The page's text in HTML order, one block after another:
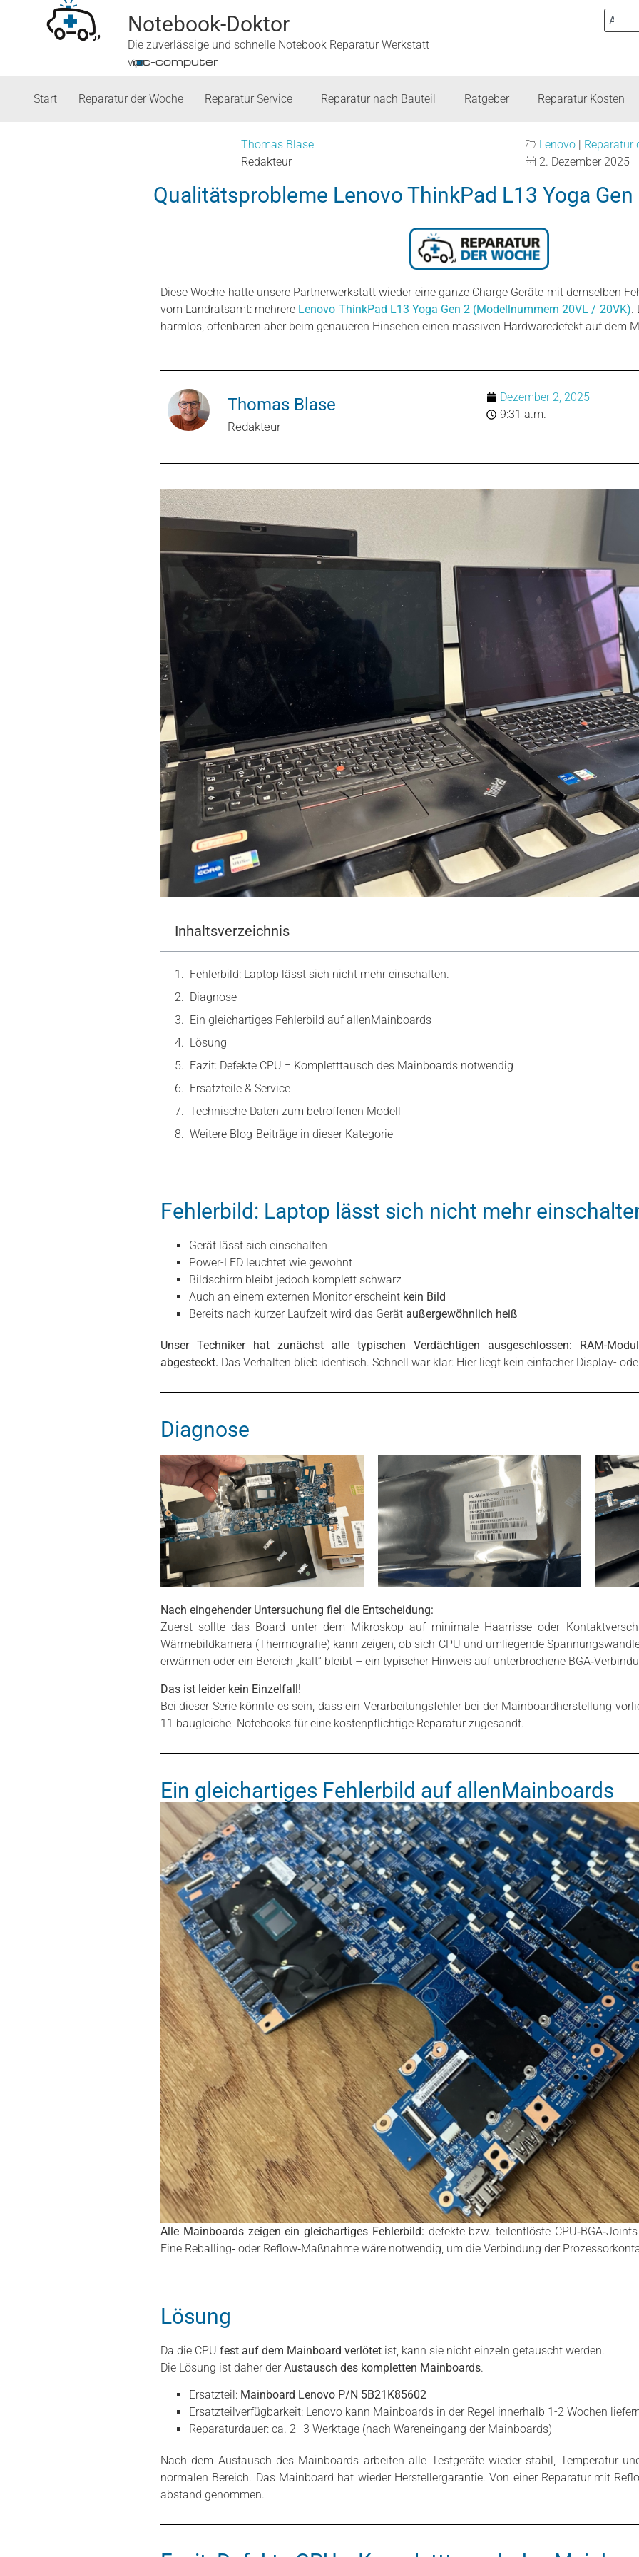
Notebook-Doktor
Die zuverlässige und schnelle Notebook Reparatur Werkstatt
von
■
ipc-computer
Start Reparatur der Woche Reparatur Service Reparatur nach Bauteil Ratgeber Reparatur Kosten
Thomas Blase
Redakteur
Lenovo | Reparatur
2. Dezember 2025
Qualitätsprobleme Lenovo ThinkPad L13 Yoga
Diese Woche hatte unsere Partnerwerkstatt wieder eine ganze Charge Geräte mit demselben
vom Landratsamt: mehrere Lenovo ThinkPad L13 Yoga Gen 2 (Modellnummern 20VL / 20VK).
harmlos, offenbaren aber beim genaueren Hinsehen einen massiven Hardwaredefekt auf dem
Thomas Blase
Redakteur
Dezember 2, 2025
9:31 a.m.
Inhaltsverzeichnis
Fehlerbild: Laptop lässt sich nicht mehr einschalten.
Diagnose
Ein gleichartiges Fehlerbild auf allenMainboards
Lösung
Fazit: Defekte CPU = Kompletttausch des Mainboards notwendig
Ersatzteile & Service
Technische Daten zum betroffenen Modell
Weitere Blog-Beiträge in dieser Kategorie
Fehlerbild: Laptop lässt sich nicht mehr
Gerät lässt sich einschalten
Power-LED leuchtet wie gewohnt
Bildschirm bleibt jedoch komplett schwarz
Auch an einem externen Monitor erscheint kein Bild
Bereits nach kurzer Laufzeit wird das Gerät außergewöhnlich heiß
Unser Techniker hat zunächst alle typischen Verdächtigen ausgeschlossen: RAM-
abgesteckt. Das Verhalten blieb identisch. Schnell war klar: Hier liegt kein einfacher Display-
Diagnose
Nach eingehender Untersuchung fiel die Entscheidung:
Zuerst sollte das Board unter dem Mikroskop auf minimale Haarrisse oder
Wärmebildkamera (Thermografie) kann zeigen, ob sich CPU und umliegende
erwärmen oder ein Bereich „kalt“ bleibt – ein typischer Hinweis auf unterbrochene
Das ist leider kein Einzelfall!
Bei dieser Serie könnte es sein, dass ein Verarbeitungsfehler bei der Mainboardherstellung
11 baugleiche Notebooks für eine kostenpflichtige Reparatur zugesandt.
Ein gleichartiges Fehlerbild auf allenMainboards
Alle Mainboards zeigen ein gleichartiges Fehlerbild: defekte bzw. teilentlöste
Eine Reballing‑ oder Reflow‑Maßnahme wäre notwendig, um die Verbindung der
Lösung
Da die CPU fest auf dem Mainboard verlötet ist, kann sie nicht einzeln getauscht werden.
Die Lösung ist daher derAustausch des kompletten Mainboards.
Ersatzteil: Mainboard Lenovo P/N 5B21K85602
Ersatzteilverfügbarkeit: Lenovo kann Mainboards in der Regel innerhalb 1-2 Wochen
Reparaturdauer: ca. 2–3 Werktage (nach Wareneingang der Mainboards)
Nach dem Austausch des Mainboards arbeiten alle Testgeräte wieder stabil, Temperatur
normalen Bereich. Das Mainboard hat wieder Herstellergarantie. Von einer Reparatur mit
abstand genommen.